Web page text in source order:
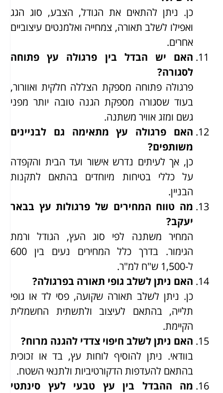
כן. ניתן להתאים את הגודל, הצבע, סוג הגג
ואפילו לשלב תאורה, צמחייה ואלמנטים עיצוביים
אחרים.
האם יש הבדל בין פרגולה עץ פתוחה
לסגורה?
פרגולה פתוחה מספקת הצללה חלקית ואוורור,
בעוד שסגורה מספקת הגנה טובה יותר מפני
גשם ומזג אוויר משתנה.
האם פרגולה עץ מתאימה גם לבניינים
משותפים?
כן, אך לעיתים נדרש אישור ועד הבית והקפדה
על כללי בטיחות מיוחדים בהתאם לתקנות
הבניין.
מה טווח המחירים של פרגולות עץ בבאר
יעקב?
המחיר משתנה לפי סוג העץ, הגודל ורמת
הגימור. בדרך כלל המחירים נעים בין 600
ל-1,500 ש"ח למ"ר.
האם ניתן לשלב גופי תאורה בפרגולה?
כן. ניתן לשלב תאורה שקועה, פסי לד או גופי
תלייה, בהתאם לעיצוב ולתשתית החשמלית
הקיימת.
האם ניתן לשלב חיפוי צדדי להגנה מרוח?
בוודאי. ניתן להוסיף לוחות עץ, בד או זכוכית
בהתאם להעדפות הדקורטיביות ולתנאי השטח.
מה ההבדל בין עץ טבעי לעץ סינתטי